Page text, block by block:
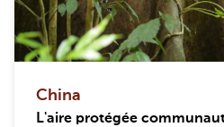
China
L'aire protégée